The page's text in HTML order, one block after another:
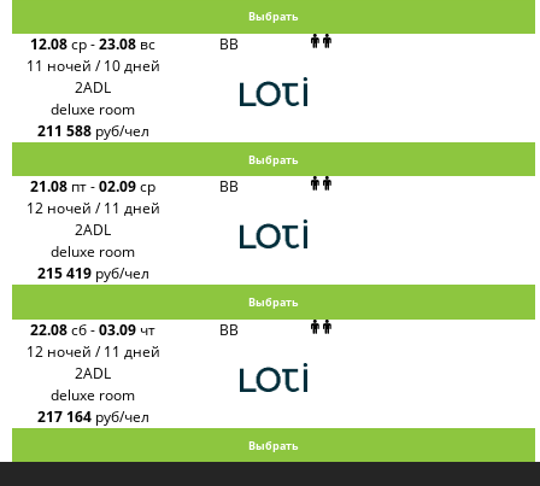
Выбрать
12.08ср-23.08 вс
11 ночей / 10 дней
BB
2ADL
deluxe room
211 588 руб/чел
Выбрать
21.08 пт-02.09ср
12 ночей / 11 дней
BB
2ADL
deluxe room
215 419 руб/чел
Выбрать
22.08сб-03.09 чт
12 ночей / 11 дней
BB
2ADL
deluxe room
217 164 руб/чел
Выбрать